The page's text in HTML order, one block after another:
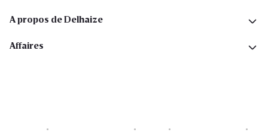
A propos de Delhaize
Affaires